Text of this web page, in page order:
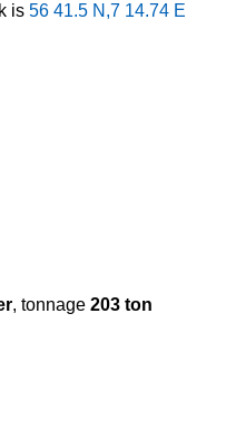
is 56 41.5 N,7 14.74 E
, tonnage 203 ton